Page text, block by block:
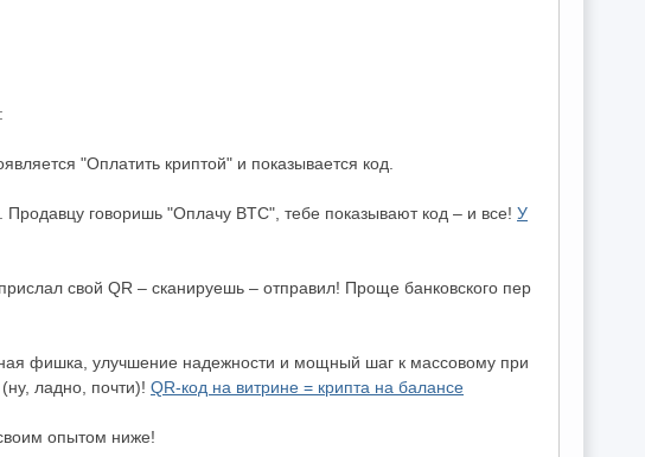
"Оплатить криптой" и показывается код.
говоришь "Оплачу BTC", тебе показывают код – и все! У
свой QR – сканируешь – отправил! Проще банковского пер
фишка, улучшение надежности и мощный шаг к массовому при
ладно, почти)! QR-код на витрине = крипта на балансе
опытом ниже!